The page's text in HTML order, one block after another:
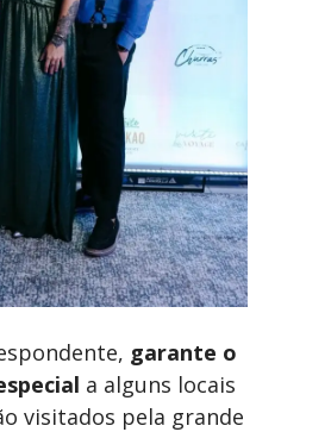
garante o
a alguns locais
visitados pela grande